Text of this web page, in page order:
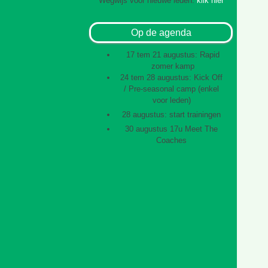
Op de agenda
17 tem 21 augustus: Rapid
zomer kamp
24 tem 28 augustus: Kick Off
/ Pre-seasonal camp (enkel
voor leden)
28 augustus: start trainingen
30 augustus 17u Meet The
Coaches